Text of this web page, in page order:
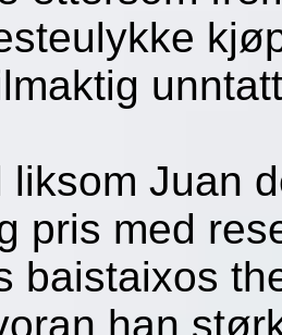
liksom Juan
pris med
baistaixos
han